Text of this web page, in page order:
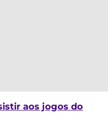
aos jogos do